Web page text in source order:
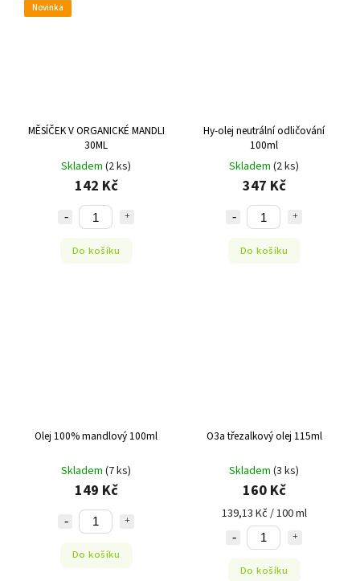
Novinka
MĚSÍČEK V ORGANICKÉ MANDLI
30ML
Skladem (2 ks)
142 Kč
Do košíku
Hy-olej neutrální odličování
100ml
Skladem (2 ks)
347 Kč
Do košíku
Olej 100% mandlový 100ml
Skladem (7 ks)
149 Kč
Do košíku
O3a třezalkový olej 115ml
Skladem (3 ks)
160 Kč
139,13 Kč / 100 ml
Do košíku